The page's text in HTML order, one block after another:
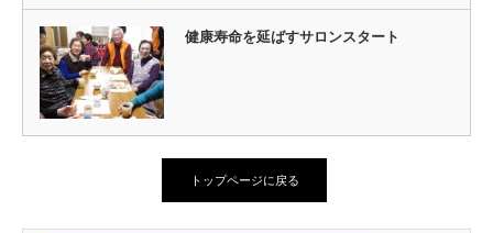
健康寿命を延ばすサロンスタート
トップページに戻る